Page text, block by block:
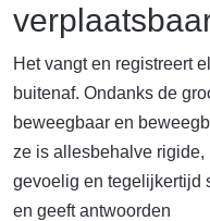
Het vangt en registreert
buitenaf. Ondanks de
beweegbaar en
ze is allesbehalve
gevoelig en tegelijkertijd
en geeft antwoorden